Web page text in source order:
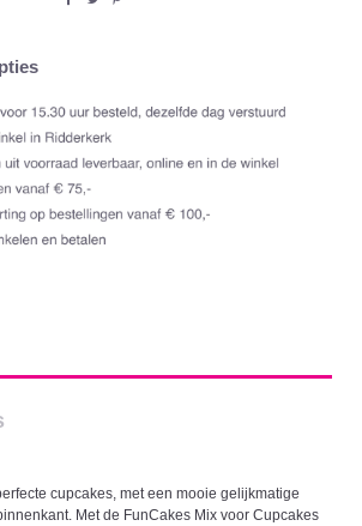
cupcakes, met een mooie gelijkmatige
Met de FunCakes Mix voor Cupcakes